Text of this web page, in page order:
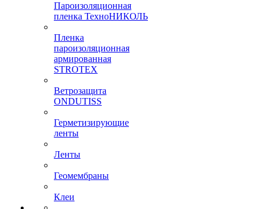
Пароизоляционная
пленка ТехноНИКОЛЬ
Пленка
пароизоляционная
армированная
STROTEX
Ветрозащита
ONDUTISS
Герметизирующие
ленты
Ленты
Геомембраны
Клеи